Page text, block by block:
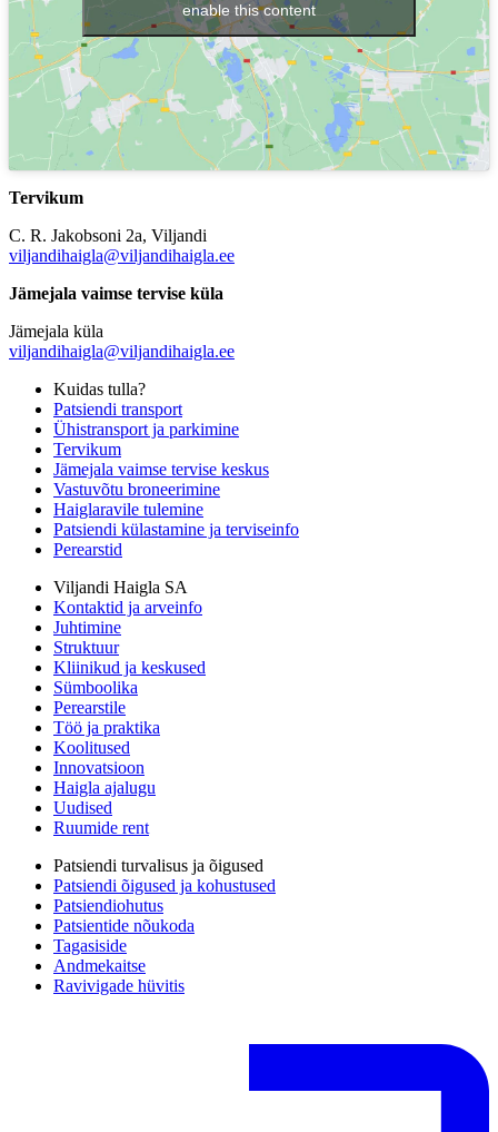
enable this content
Tervikum
C. R. Jakobsoni 2a, Viljandi
viljandihaigla@viljandihaigla.ee
Jämejala vaimse tervise küla
Jämejala küla
viljandihaigla@viljandihaigla.ee
Kuidas tulla?
Patsiendi transport
Ühistransport ja parkimine
Tervikum
Jämejala vaimse tervise keskus
Vastuvõtu broneerimine
Haiglaravile tulemine
Patsiendi külastamine ja terviseinfo
Perearstid
Viljandi Haigla SA
Kontaktid ja arveinfo
Juhtimine
Struktuur
Kliinikud ja keskused
Sümboolika
Perearstile
Töö ja praktika
Koolitused
Innovatsioon
Haigla ajalugu
Uudised
Ruumide rent
Patsiendi turvalisus ja õigused
Patsiendi õigused ja kohustused
Patsiendiohutus
Patsientide nõukoda
Tagasiside
Andmekaitse
Ravivigade hüvitis